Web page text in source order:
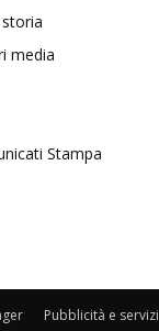
media
Stampa
Pubblicità e servizi